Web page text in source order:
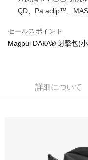
リをダウンロードして
お支払期限は、ショップが
とに計算されます。AFTEE
三、利用規約「AFTEE代金
ロテクションズ（以下
配送毎にNT$60、
配送毎にNT$60、
國家/地區配送
QD、Paraclip™、
セールスポイント
Magpul DAKA® 射擊包(
詳細について